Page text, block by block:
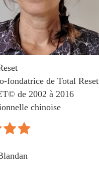
fondatrice de Total Reset
de 2002 à 2016
chinoise